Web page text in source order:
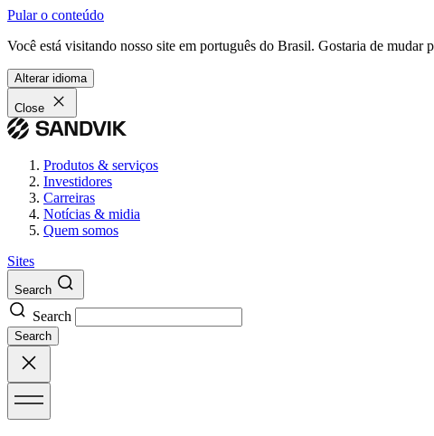
Pular o conteúdo
Você está visitando nosso site em português do Brasil. Gostaria de mudar
Alterar idioma
Close
Produtos & serviços
Investidores
Carreiras
Notícias & midia
Quem somos
Sites
Search
Search
Search